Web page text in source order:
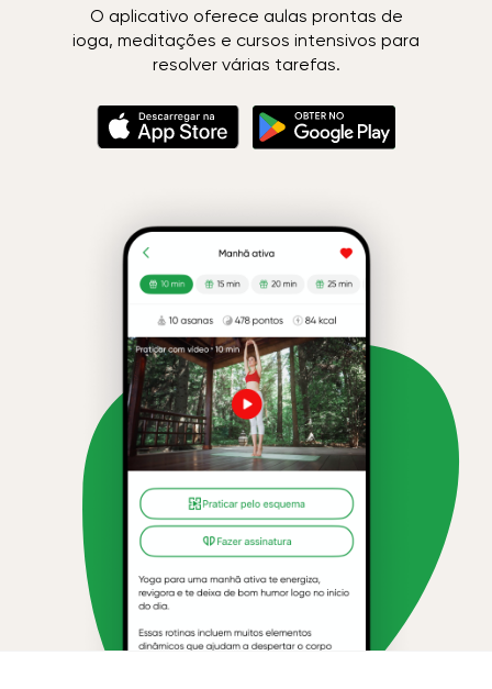
O aplicativo oferece aulas prontas de
ioga, meditações e cursos intensivos para
resolver várias tarefas.